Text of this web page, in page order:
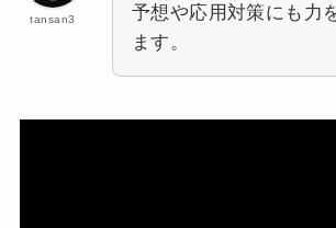
tansan3
予想や応用対策にも力
ます。